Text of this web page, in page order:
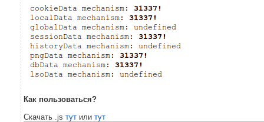
Как пользоваться?
Скачать .js тут или тут